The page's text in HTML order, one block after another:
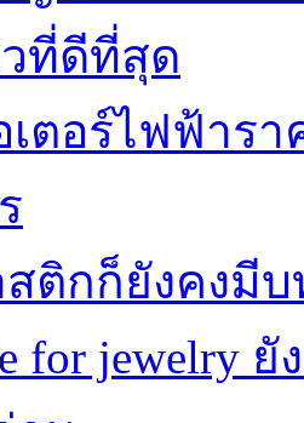
ที่ดีที่สุด
ตอร์ไฟฟ้าร
สติกก็ยังคงมี
for jewelry